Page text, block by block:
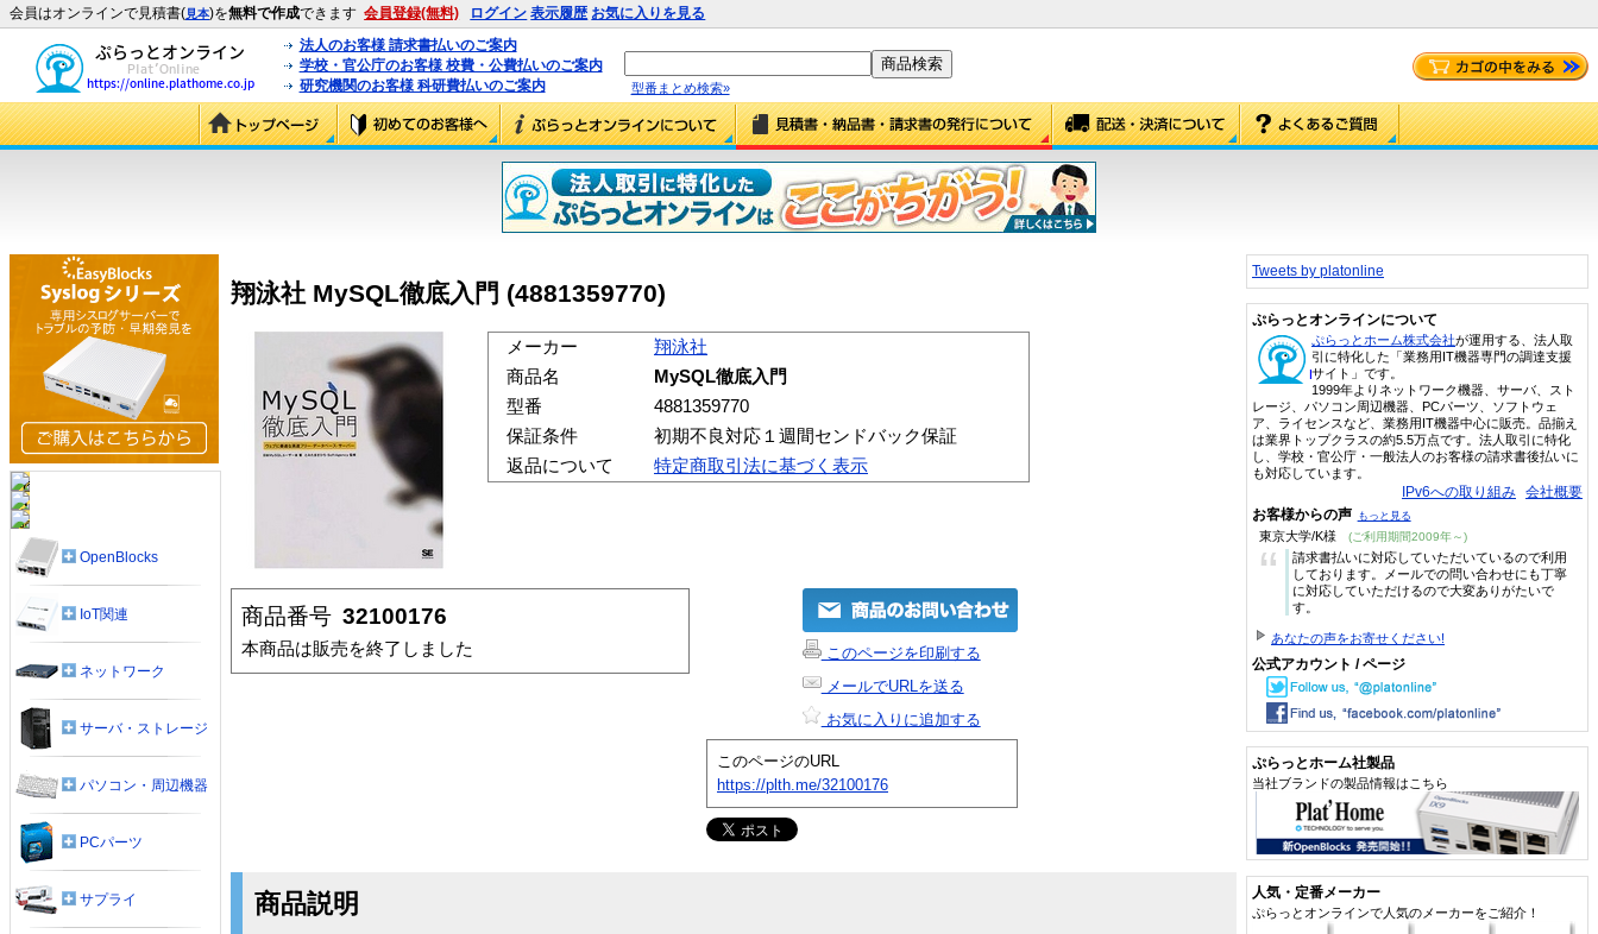
会員はオンラインで見積書(見本)を無料で作成できます 会員登録(無料) ログイン 表示履歴 お気に入りを見る
法人のお客様 請求書払いのご案内
学校・官公庁のお客様 校費・公費払いのご案内
研究機関のお客様 科研費払いのご案内
型番まとめ検索»
翔泳社 MySQL徹底入門 (4881359770)
メーカー
翔泳社
商品名
MySQL徹底入門
型番
4881359770
保証条件
初期不良対応１週間センドバック保証
返品について
特定商取引法に基づく表示
商品番号 32100176
本商品は販売を終了しました
このページを印刷する
メールでURLを送る
お気に入りに追加する
このページのURL
https://plth.me/32100176
商品説明
OpenBlocks
IoT関連
ネットワーク
サーバ・ストレージ
パソコン・周辺機器
PCパーツ
サプライ
Tweets by platonline
ぷらっとオンラインについて
ぷらっとホーム株式会社が運用する、法人取
引に特化した「業務用IT機器専門の調達支援
サイト」です。
1999年よりネットワーク機器、サーバ、スト
レージ、パソコン周辺機器、PCパーツ、ソフトウェ
ア、ライセンスなど、業務用IT機器中心に販売。品揃え
は業界トップクラスの約5.5万点です。法人取引に特化
し、学校・官公庁・一般法人のお客様の請求書後払いに
も対応しています。
IPv6への取り組み 会社概要
お客様からの声 もっと見る
東京大学/K様 (ご利用期間2009年～)
“
請求書払いに対応していただいているので利用
しております。メールでの問い合わせにも丁寧
に対応していただけるので大変ありがたいで
す。
あなたの声をお寄せください!
公式アカウント / ページ
ぷらっとホーム社製品
当社ブランドの製品情報はこちら
人気・定番メーカー
ぷらっとオンラインで人気のメーカーをご紹介！